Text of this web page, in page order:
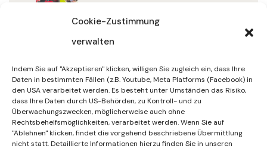
Cookie-Zustimmung
verwalten
Indem Sie auf "Akzeptieren" klicken, willigen Sie zugleich ein, dass Ihre
Daten in bestimmten Fällen (z.B. Youtube, Meta Platforms (Facebook) in
den USA verarbeitet werden. Es besteht unter Umständen das Risiko,
dass Ihre Daten durch US-Behörden, zu Kontroll- und zu
Überwachungszwecken, möglicherweise auch ohne
Rechtsbehelfsmöglichkeiten, verarbeitet werden. Wenn Sie auf
"Ablehnen" klicken, findet die vorgehend beschriebene Übermittlung
nicht statt. Detaillierte Informationen hierzu finden Sie in unseren
Sommerferien | KW 31/…
30. Juli 2026
Gemeinsames Friedensgebet
Setzt Zeichen …
15. Juli 2026